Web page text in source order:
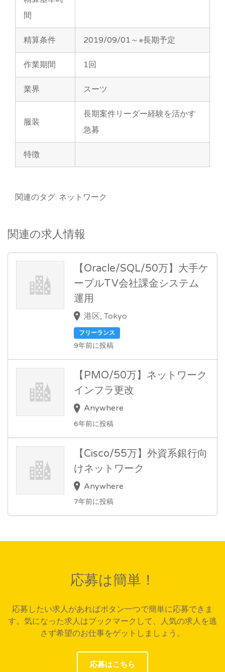
間
精算条件 2019/09/01～※長期予定
作業期間 1回
業界 スーツ
服装
長期案件リーダー経験を活かす
急募
特徴
関連のタグ: ネットワーク
関連の求人情報
【Oracle/SQL/50万】大手ケ
ーブルTV会社課金システム
運用
港区, Tokyo
フリーランス
9年前に投稿
【PMO/50万】ネットワーク
インフラ更改
Anywhere
6年前に投稿
【Cisco/55万】外資系銀行向
けネットワーク
Anywhere
7年前に投稿
応募は簡単！
応募したい求人があればボタン一つで簡単に応募できま
す。気になった求人はブックマークして、人気の求人を逃
さず希望のお仕事をゲットしましょう。
応募はこちら